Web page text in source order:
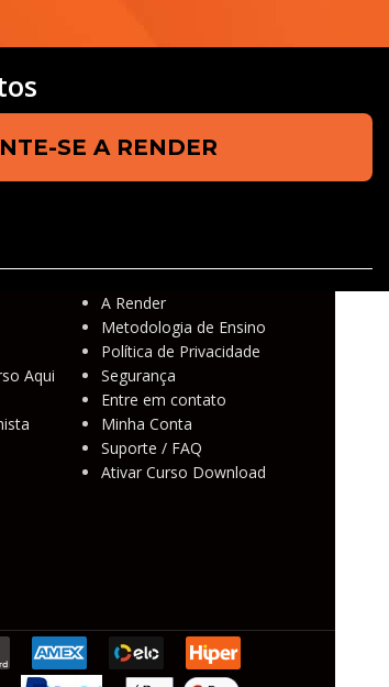
Aqui
A Render
Metodologia de Ensino
Política de Privacidade
Segurança
Entre em contato
Minha Conta
Suporte / FAQ
Ativar Curso Download